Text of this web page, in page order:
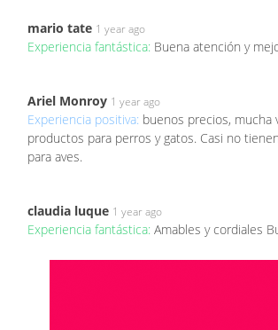
mario tate 1 year ago
Experiencia fantástica: Buena atención y
Ariel Monroy 1 year ago
Experiencia positiva: buenos precios, mucha
productos para perros y gatos. Casi no
para aves.
claudia luque 1 year ago
Experiencia fantástica: Amables y cordiales